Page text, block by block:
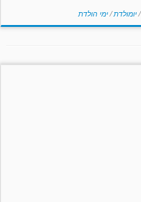
/יומולדת/ימי הולדת